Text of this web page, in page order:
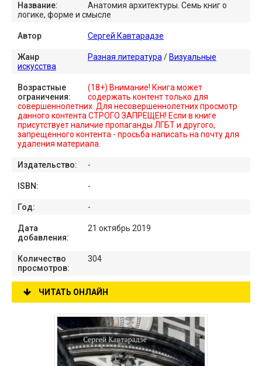
Название:
Анатомия архитектуры. Семь книг о
логике, форме и смысле
Автор Сергей Кавтарадзе
Жанр Разная литература / Визуальные
искусства
Возрастные
ограничения:
(18+) Внимание! Книга может
содержать контент только для
совершеннолетних. Для несовершеннолетних просмотр
данного контента СТРОГО ЗАПРЕЩЕН! Если в книге
присутствует наличие пропаганды ЛГБТ и другого,
запрещенного контента - просьба написать на почту для
удаления материала.
Издательство: -
ISBN: -
Год: -
Дата
добавления:
21 октябрь 2019
Количество
просмотров:
304
ЧИТАТЬ ОНЛАЙН